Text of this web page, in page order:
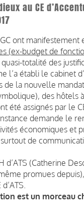
au CE
ont manifestement
(ex-budget de
totalité des
l’a établi le cabinet
de la nouvelle
des
été assignés par le
demande le
économiques et
de
d’ATS (Catherine
promues
est un morceau